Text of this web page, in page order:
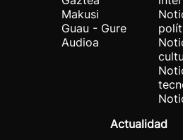
Makusi
Guau - Gure
Audioa
Actualidad